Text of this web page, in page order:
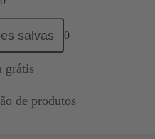
salvas 0
grátis
de produtos